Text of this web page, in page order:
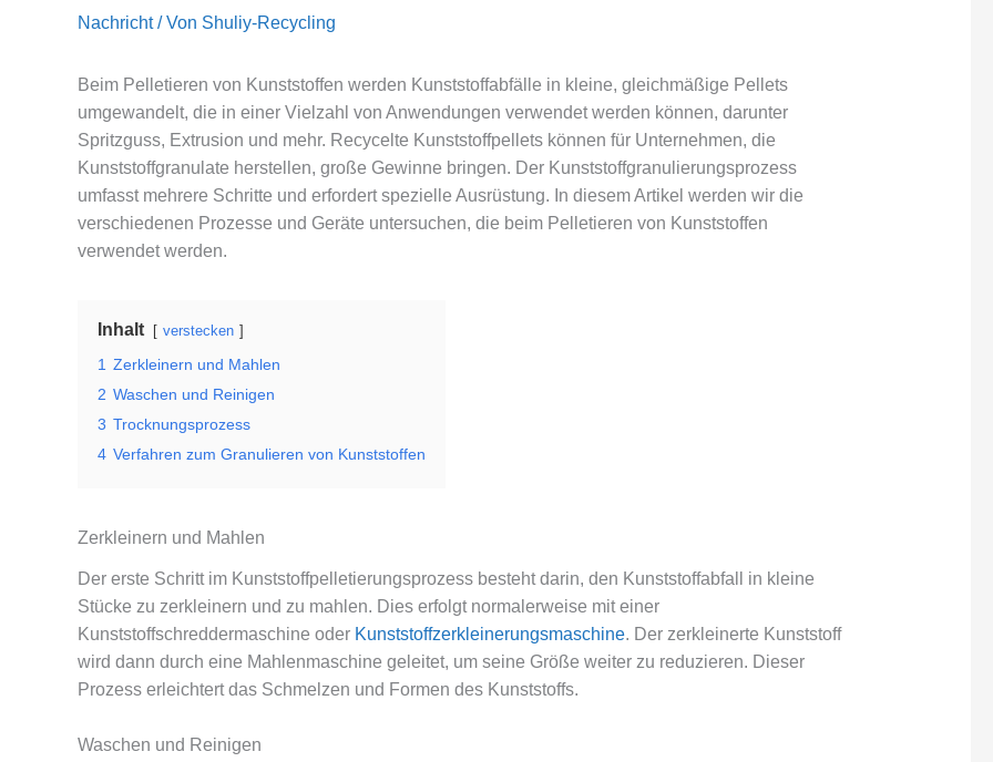
Nachricht/ Von Shuliy-Recycling
Beim Pelletieren von Kunststoffen werden Kunststoffabfälle in kleine, gleichmäßige Pellets
umgewandelt, die in einer Vielzahl von Anwendungen verwendet werden können, darunter
Spritzguss, Extrusion und mehr. Recycelte Kunststoffpellets können für Unternehmen, die
Kunststoffgranulate herstellen, große Gewinne bringen. Der Kunststoffgranulierungsprozess
umfasst mehrere Schritte und erfordert spezielle Ausrüstung. In diesem Artikel werden wir die
verschiedenen Prozesse und Geräte untersuchen, die beim Pelletieren von Kunststoffen
verwendet werden.
Inhalt verstecken
1 Zerkleinern und Mahlen
2 Waschen und Reinigen
3 Trocknungsprozess
4 Verfahren zum Granulieren von Kunststoffen
Zerkleinern und Mahlen
Der erste Schritt im Kunststoffpelletierungsprozess besteht darin, den Kunststoffabfall in kleine
Stücke zu zerkleinern und zu mahlen. Dies erfolgt normalerweise mit einer
Kunststoffschreddermaschine oderKunststoffzerkleinerungsmaschine. Der zerkleinerte Kunststoff
wird dann durch eine Mahlenmaschine geleitet, um seine Größe weiter zu reduzieren. Dieser
Prozess erleichtert das Schmelzen und Formen des Kunststoffs.
Waschen und Reinigen